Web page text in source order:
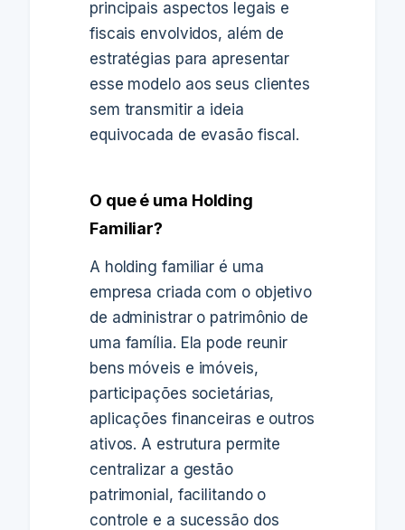
principais aspectos legais e
fiscais envolvidos, além de
estratégias para apresentar
esse modelo aos seus clientes
sem transmitir a ideia
equivocada de evasão fiscal.
O que é uma Holding
Familiar?
A holding familiar é uma
empresa criada com o objetivo
de administrar o patrimônio de
uma família. Ela pode reunir
bens móveis e imóveis,
participações societárias,
aplicações financeiras e outros
ativos. A estrutura permite
centralizar a gestão
patrimonial, facilitando o
controle e a sucessão dos